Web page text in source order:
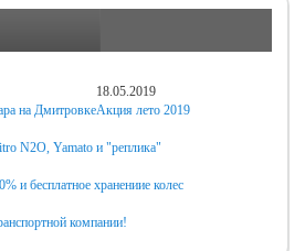
на Дмитровке
18.05.2019
Акция лето 2019
N2O, Yamato и "реплика"
и бесплатное хранениие колес
компании!